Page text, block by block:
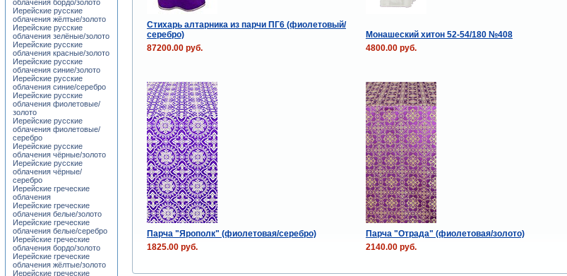
Стихарь алтарника из парчи ПГ6 (фиолетовый/
серебро)
Монашеский хитон 52-54/180 №408
87200.00 руб.
4800.00 руб.
Парча "Ярополк" (фиолетовая/серебро) Парча "Отрада" (фиолетовая/золото)
1825.00 руб.
2140.00 руб.
облачения бордо/золото
Иерейские русские
облачения жёлтые/золото
Иерейские русские
облачения зелёные/золото
Иерейские русские
облачения красные/золото
Иерейские русские
облачения синие/золото
Иерейские русские
облачения синие/серебро
Иерейские русские
облачения фиолетовые/
золото
Иерейские русские
облачения фиолетовые/
серебро
Иерейские русские
облачения чёрные/золото
Иерейские русские
облачения чёрные/
серебро
Иерейские греческие
облачения
Иерейские греческие
облачения белые/золото
Иерейские греческие
облачения белые/серебро
Иерейские греческие
облачения бордо/золото
Иерейские греческие
облачения жёлтые/золото
Иерейские греческие